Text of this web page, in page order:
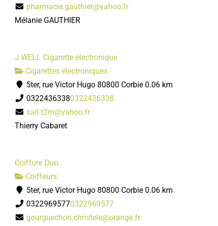
pharmacie.gauthier@yahoo.fr
Mélanie GAUTHIER
J WELL Cigarette électronique
Cigarettes électroniques
5ter, rue Victor Hugo 80800 Corbie 0.06 km
03224363380322436338
sarl.t2m@yahoo.fr
Thierry Cabaret
Coiffure Duo
Coiffeurs
5ter, rue Victor Hugo 80800 Corbie 0.06 km
03229695770322969577
gourguechon.christele@orange.fr